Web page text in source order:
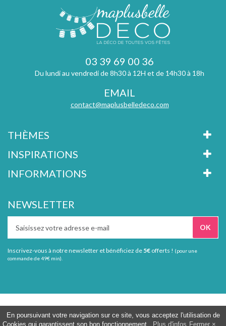
En poursuivant votre navigation sur ce site, vous acceptez l'utilisation de
Cookies qui garantissent son bon fonctionnement.
Plus d'infos Fermer
03 39 69 00 36
Du lundi au vendredi de 8h30 à 12H et de 14h30 à 18h
EMAIL
contact@maplusbelledeco.com
THÈMES
INSPIRATIONS
INFORMATIONS
NEWSLETTER
Inscrivez-vous à notre newsletter et bénéficiez de 5€ offerts ! (pour une
commande de 49€ min).
Tous droits réservés Ma plus belle déco